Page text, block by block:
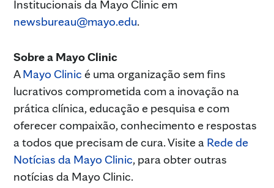
Institucionais da Mayo Clinic em
newsbureau@mayo.edu.
Sobre a Mayo Clinic
AMayo Clinic é uma organização sem fins
lucrativos comprometida com a inovação na
prática clínica, educação e pesquisa e com
oferecer compaixão, conhecimento e respostas
a todos que precisam de cura. Visite a Rede de
Notícias da Mayo Clinic, para obter outras
notícias da Mayo Clinic.